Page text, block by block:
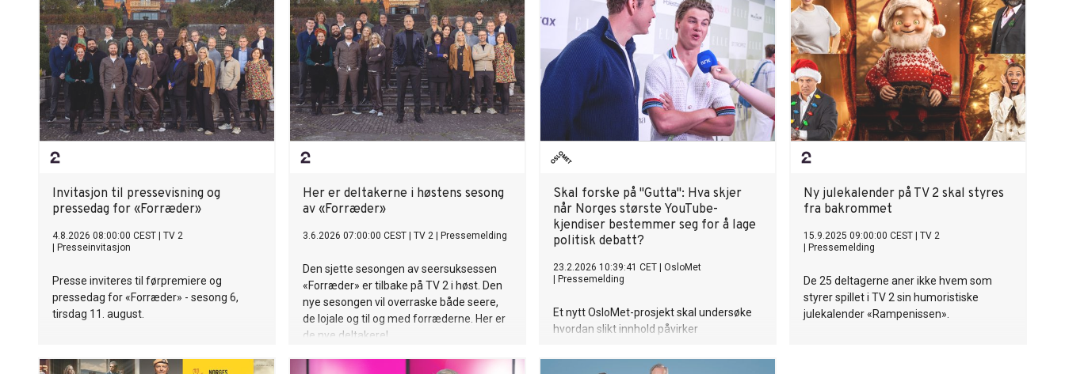
Invitasjon til pressevisning og
pressedag for «Forræder»
4.8.2026 08:00:00 CEST
TV 2
Presseinvitasjon
Presse inviteres til førpremiere og
pressedag for «Forræder» - sesong 6,
tirsdag 11. august.
Her er deltakerne i høstens sesong
av «Forræder»
3.6.2026 07:00:00 CEST TV 2 Pressemelding
Den sjette sesongen av seersuksessen
«Forræder» er tilbake på TV 2 i høst. Den
nye sesongen vil overraske både seere,
de lojale og til og med forræderne. Her er
de nye deltakere!
Skal forske på "Gutta": Hva skjer
når Norges største YouTube-
kjendiser bestemmer seg for å lage
politisk debatt?
23.2.2026 10:39:41 CET
OsloMet
Pressemelding
Et nytt OsloMet-prosjekt skal undersøke
hvordan slikt innhold påvirker
engasjement.
Ny julekalender på TV 2 skal styres
fra bakrommet
15.9.2025 09:00:00 CEST
TV 2
Pressemelding
De 25 deltagerne aner ikke hvem som
styrer spillet i TV 2 sin humoristiske
julekalender «Rampenissen».